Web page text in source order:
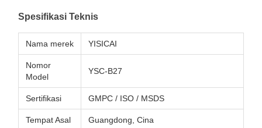
Spesifikasi Teknis
Nama merek YISICAI
Nomor
Model
YSC-B27
Sertifikasi GMPC / ISO / MSDS
Tempat Asal Guangdong, Cina